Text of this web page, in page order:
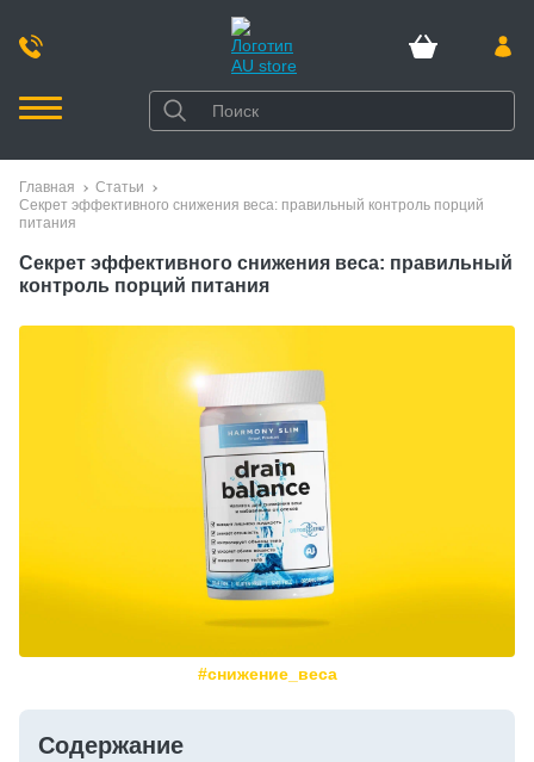
Главная
Статьи
Секрет эффективного снижения веса: правильный контроль порций
питания
Секрет эффективного снижения веса: правильный
контроль порций питания
#снижение_веса
Содержание